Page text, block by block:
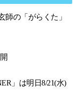
師の「がらくた」
」は明日8/21(水)